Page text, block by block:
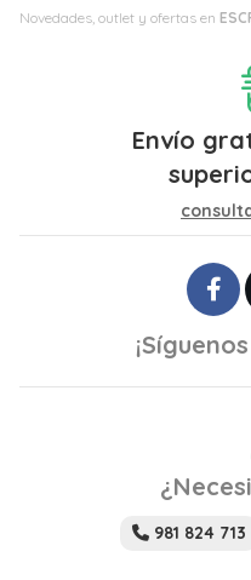
Novedades, outlet y ofertas en
Envío
981 824 713